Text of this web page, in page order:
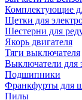
Комплектующие
Щетки для
Шестерни для
Якорь двигателя
Тяги выключателя
Выключатели для
Подшипники
Франкфурты для
Пилы